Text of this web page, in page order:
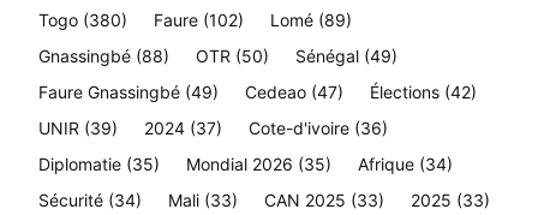
Togo (380) Faure (102) Lomé (89)
Gnassingbé (88) OTR (50) Sénégal (49)
Faure Gnassingbé (49) Cedeao (47) Élections (42)
UNIR (39) 2024 (37) Cote-d'ivoire (36)
Diplomatie (35) Mondial 2026 (35) Afrique (34)
Sécurité (34) Mali (33) CAN 2025 (33) 2025 (33)